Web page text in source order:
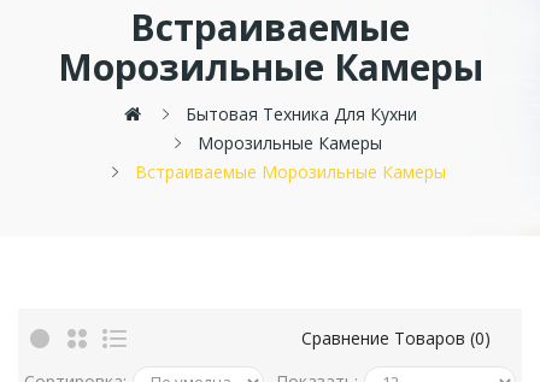
Встраиваемые
Морозильные Камеры
Бытовая Техника Для Кухни
Морозильные Камеры
Встраиваемые Морозильные Камеры
Сравнение Товаров (0)